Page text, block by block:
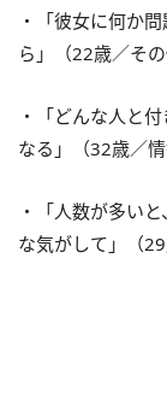
・「彼女に何か
ら」（22歳／その
・「どんな人と
なる」（32歳／情
・「人数が多い
な気がして」（